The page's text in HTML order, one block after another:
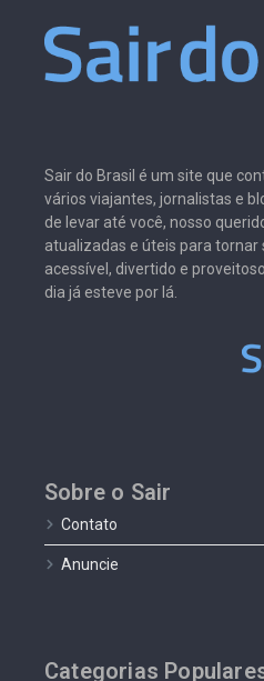
Sair do Brasil é um site que
vários viajantes, jornalistas e
de levar até você, nosso
atualizadas e úteis para
acessível, divertido e
dia já esteve por lá.
Sobre o Sair
Contato
Anuncie
Categorias